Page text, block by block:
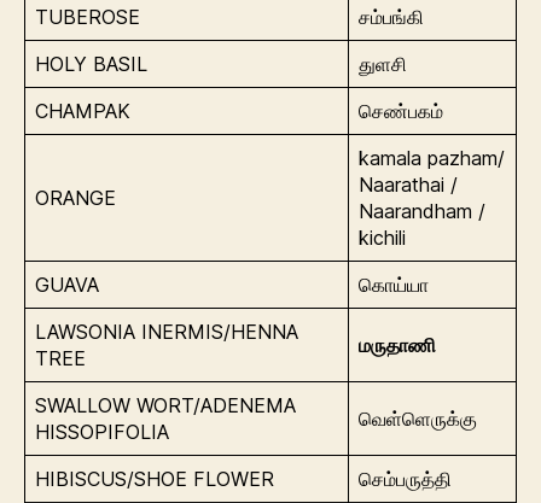
TUBEROSE
சம்பங்கி
HOLY BASIL
துளசி
CHAMPAK
செண்பகம்
ORANGE
kamala pazham/
Naarathai /
Naarandham /
kichili
GUAVA
கொய்யா
LAWSONIA INERMIS/HENNA
TREE
மருதாணி
SWALLOW WORT/ADENEMA
HISSOPIFOLIA
வெள்ளெருக்கு
HIBISCUS/SHOE FLOWER
செம்பருத்தி